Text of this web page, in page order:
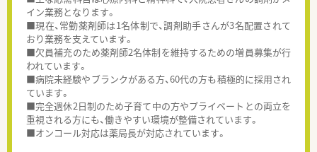
イン業務となります。
■現在、常勤薬剤師は1名体制で、調剤助手さんが3名配置されて
おり業務を支えています。
■欠員補充のため薬剤師2名体制を維持するための増員募集が行
われています。
■病院未経験やブランクがある方、60代の方も積極的に採用され
ています。
■完全週休2日制のため子育て中の方やプライベートとの両立を
重視される方にも、働きやすい環境が整備されています。
■オンコール対応は薬局長が対応されています。